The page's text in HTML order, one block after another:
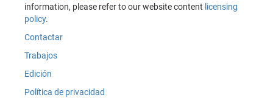
information, please refer to our website content licensing
policy.
Contactar
Trabajos
Edición
Política de privacidad